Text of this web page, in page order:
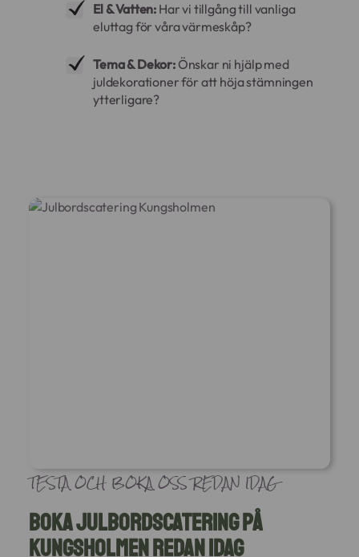
El & Vatten: Har vi tillgång till vanliga
eluttag för våra värmeskåp?
Tema & Dekor:Önskar ni hjälp med
juldekorationer för att höja stämningen
ytterligare?
TESTA OCH BOKA OSS REDAN IDAG
Boka julbordscatering på
Kungsholmen redan idag